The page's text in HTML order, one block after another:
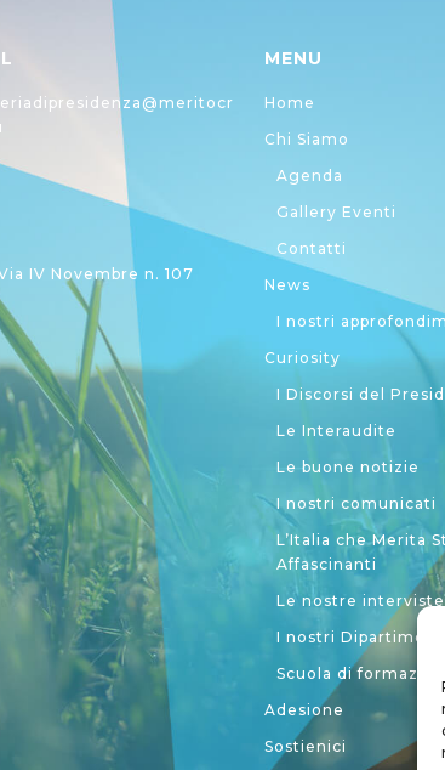
IV Novembre n. 107
MENU
Home
Chi Siamo
Agenda
Gallery Eventi
Contatti
News
I nostri
Curiosity
I Discorsi del
Le Interaudite
Le buone notizie
I nostri comunicati
L’Italia che Merita
Affascinanti
Le nostre interviste
I nostri Dipartimenti
Scuola di
Adesione
Sostienici